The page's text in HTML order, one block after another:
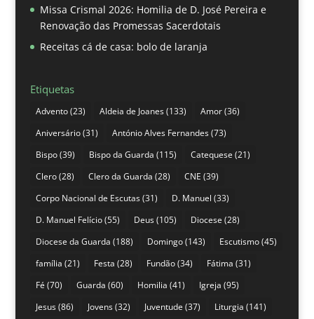
Missa Crismal 2026: Homilia de D. José Pereira e
Renovação das Promessas Sacerdotais
Receitas cá de casa: bolo de laranja
Etiquetas
Advento(23) Aldeia de Joanes(133) Amor(36)
Aniversário(31) António Alves Fernandes(73)
Bispo(39) Bispo da Guarda (115) Catequese (21)
Clero(28) Clero da Guarda (28) CNE (39)
Corpo Nacional de Escutas(31) D. Manuel (33)
D. Manuel Felício(55) Deus(105) Diocese (28)
Diocese da Guarda (188) Domingo(143) Escutismo(45)
família (21) Festa (28) Fundão(34) Fátima (31)
Fé (70) Guarda (60) Homilia (41) Igreja (95)
Jesus(86) Jovens(32) Juventude (37) Liturgia (141)